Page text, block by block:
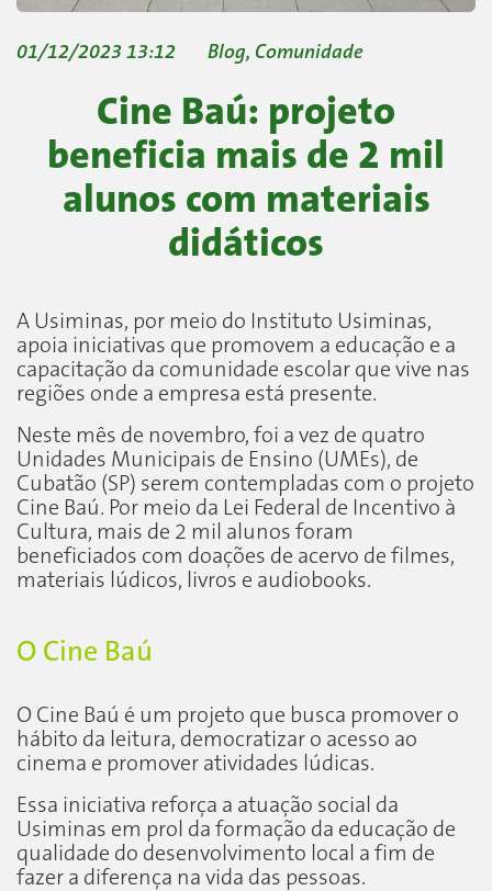
01/12/2023 13:12 Blog, Comunidade
Cine Baú: projeto
beneficia mais de 2 mil
alunos com materiais
didáticos
A Usiminas, por meio do Instituto Usiminas,
apoia iniciativas que promovem a educação e a
capacitação da comunidade escolar que vive nas
regiões onde a empresa está presente.
Neste mês de novembro, foi a vez de quatro
Unidades Municipais de Ensino (UMEs), de
Cubatão (SP) serem contempladas com o projeto
Cine Baú. Por meio da Lei Federal de Incentivo à
Cultura, mais de 2 mil alunos foram
beneficiados com doações de acervo de filmes,
materiais lúdicos, livros e audiobooks.
O Cine Baú
O Cine Baú é um projeto que busca promover o
hábito da leitura, democratizar o acesso ao
cinema e promover atividades lúdicas.
Essa iniciativa reforça a atuação social da
Usiminas em prol da formação da educação de
qualidade do desenvolvimento local a fim de
fazer a diferença na vida das pessoas.